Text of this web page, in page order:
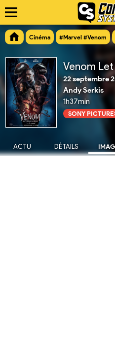
Cinéma #Marvel #Venom
Venom
22 septembre
Andy Serkis
1h37min
SONY
ACTU DÉTAILS